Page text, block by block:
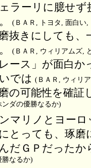
ラーリに臆せ
(ＢＡＲ, トヨタ, 面白い
抜きにしても、
(ＢＡＲ, ウィリアムズ,
レース」が面白
では (ＢＡＲ, ウィリ
の可能性を確証
ンダの優勝なるか)
マリノとヨー
とっても、琢
だＧＰだったか
なるか)